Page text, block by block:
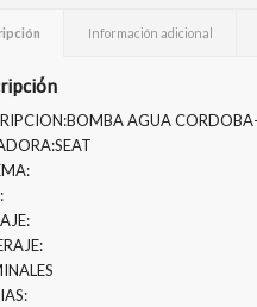
Información adicional
AGUA